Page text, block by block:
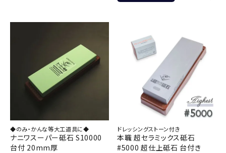
◆のみ・かんな等大工道具に◆
ナニワスーパー砥石 S10000
台付 20mm厚
ドレッシングストーン付き
本職 超セラミックス砥石
#5000 超仕上砥石 台付き